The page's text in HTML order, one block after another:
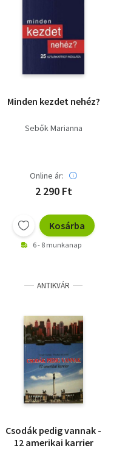
Minden kezdet nehéz?
Sebők Marianna
Online ár:
2 290 Ft
Kosárba
6 - 8 munkanap
ANTIKVÁR
Csodák pedig vannak -
12 amerikai karrier